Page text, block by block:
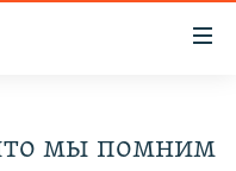
мы помним